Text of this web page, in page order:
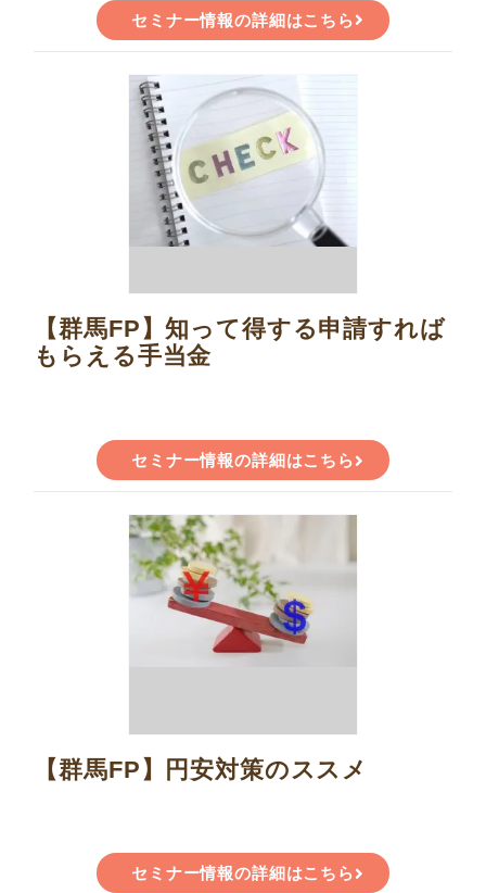
セミナー情報の詳細はこちら
【群馬FP】知って得する申請すれば
もらえる手当金
セミナー情報の詳細はこちら
【群馬FP】円安対策のススメ
セミナー情報の詳細はこちら